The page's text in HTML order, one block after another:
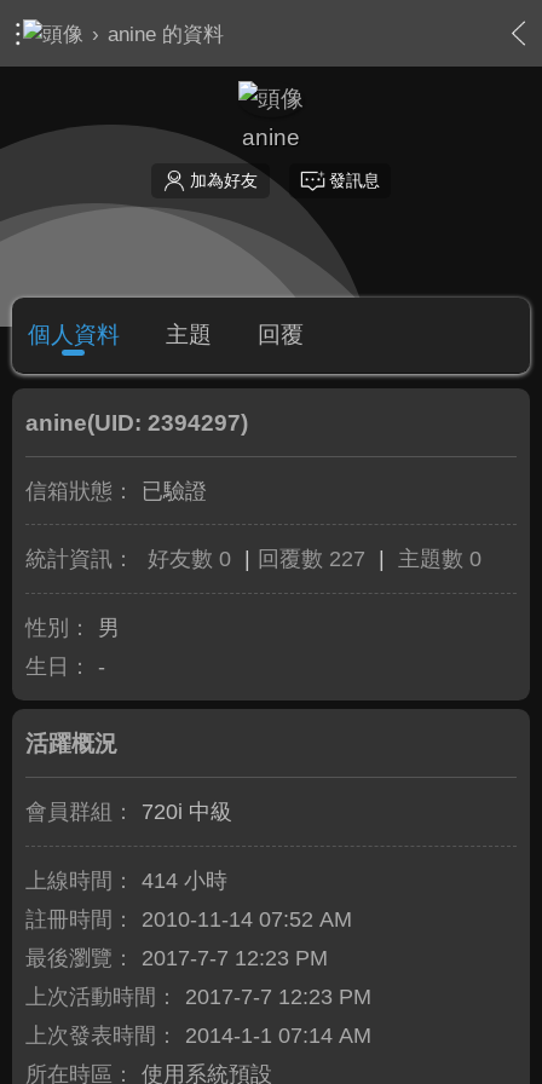
› anine 的資料
anine
加為好友 發訊息
個人資料 主題 回覆
anine(UID: 2394297)
信箱狀態： 已驗證
統計資訊： 好友數 0 回覆數 227 主題數 0
性別：
男
生日：
-
活躍概況
會員群組： 720i 中級
上線時間：
414 小時
註冊時間：
2010-11-14 07:52 AM
最後瀏覽：
2017-7-7 12:23 PM
上次活動時間：
2017-7-7 12:23 PM
上次發表時間：
2014-1-1 07:14 AM
所在時區：
使用系統預設